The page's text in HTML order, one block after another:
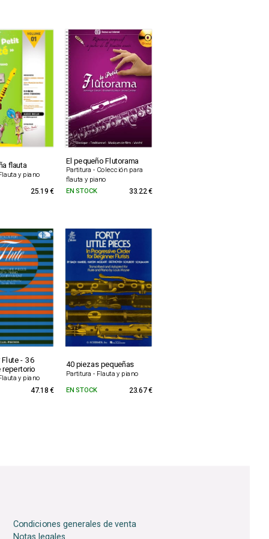
flauta
y piano
El pequeño Flutorama
Partitura - Colección para
flauta y piano
25.19 € EN STOCK 33.22 €
- 36
y piano
40 piezas pequeñas
Partitura - Flauta y piano
47.18 € EN STOCK 23.67 €
Condiciones generales de venta